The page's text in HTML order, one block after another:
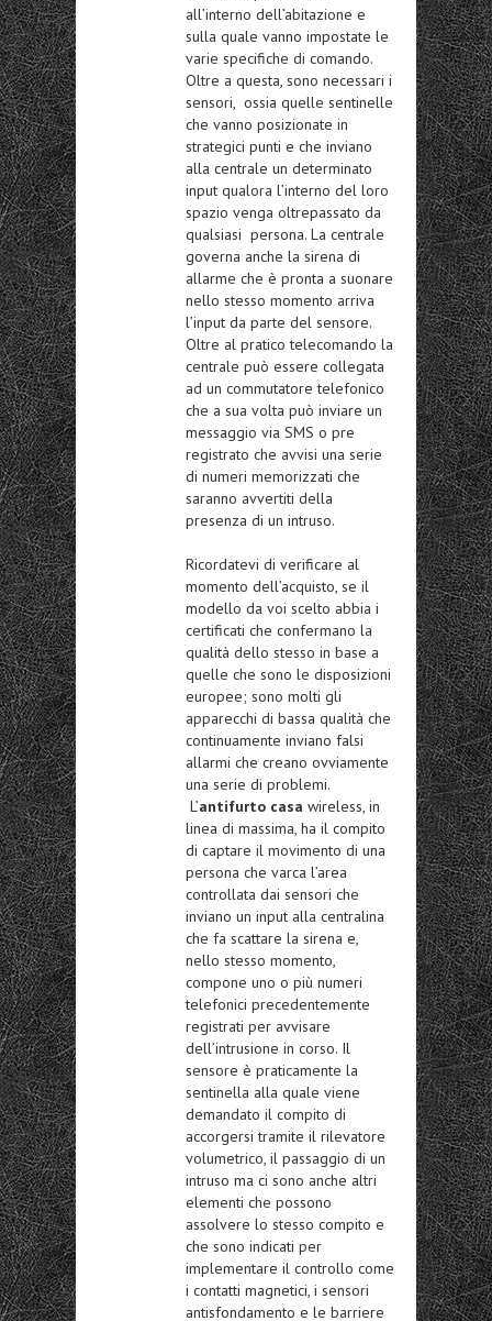
all’interno dell’abitazione e
sulla quale vanno impostate le
varie specifiche di comando.
Oltre a questa, sono necessari i
sensori, ossia quelle sentinelle
che vanno posizionate in
strategici punti e che inviano
alla centrale un determinato
input qualora l’interno del loro
spazio venga oltrepassato da
qualsiasi persona. La centrale
governa anche la sirena di
allarme che è pronta a suonare
nello stesso momento arriva
l’input da parte del sensore.
Oltre al pratico telecomando la
centrale può essere collegata
ad un commutatore telefonico
che a sua volta può inviare un
messaggio via SMS o pre
registrato che avvisi una serie
di numeri memorizzati che
saranno avvertiti della
presenza di un intruso.
Ricordatevi di verificare al
momento dell’acquisto, se il
modello da voi scelto abbia i
certificati che confermano la
qualità dello stesso in base a
quelle che sono le disposizioni
europee; sono molti gli
apparecchi di bassa qualità che
continuamente inviano falsi
allarmi che creano ovviamente
una serie di problemi.
L’antifurto casa wireless, in
linea di massima, ha il compito
di captare il movimento di una
persona che varca l’area
controllata dai sensori che
inviano un input alla centralina
che fa scattare la sirena e,
nello stesso momento,
compone uno o più numeri
telefonici precedentemente
registrati per avvisare
dell’intrusione in corso. Il
sensore è praticamente la
sentinella alla quale viene
demandato il compito di
accorgersi tramite il rilevatore
volumetrico, il passaggio di un
intruso ma ci sono anche altri
elementi che possono
assolvere lo stesso compito e
che sono indicati per
implementare il controllo come
i contatti magnetici, i sensori
antisfondamento e le barriere